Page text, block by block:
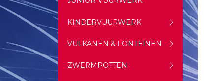
KINDERVUURWERK
VULKANEN & FONTEINEN
ZWERMPOTTEN